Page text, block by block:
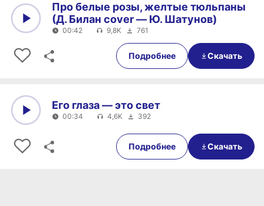
00:42
Про белые розы, желтые тюльпаны
(Д. Билан cover — Ю. Шатунов)
00:42 9,8K 761
Подробнее Скачать
00:34
Его глаза — это свет
00:34 4,6K 392
Подробнее Скачать